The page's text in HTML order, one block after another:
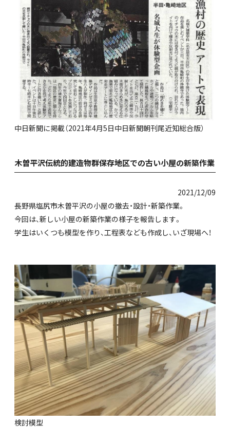
中日新聞に掲載（2021年4月5日中日新聞朝刊尾近知総合版）
木曽平沢伝統的建造物群保存地区での古い小屋の新築作業
2021/12/09
長野県塩尻市木曽平沢の小屋の撤去・設計・新築作業。
今回は、新しい小屋の新築作業の様子を報告します。
学生はいくつも模型を作り、工程表なども作成し、いざ現場へ！
検討模型